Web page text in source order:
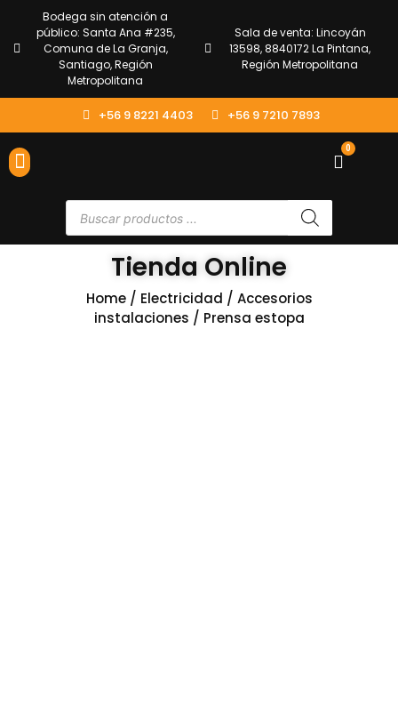
Bodega sin atención a
público: Santa Ana #235,
Comuna de La Granja,
Santiago, Región
Metropolitana
Sala de venta: Lincoyán
13598, 8840172 La Pintana,
Región Metropolitana
+56 9 8221 4403 +56 9 7210 7893
0
Tienda Online
Home/ Electricidad / Accesorios
instalaciones / Prensa estopa